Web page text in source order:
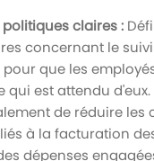
claires :
concernant le
pour que les
qui est attendu d'eux.
de réduire les
à la facturation
dépenses